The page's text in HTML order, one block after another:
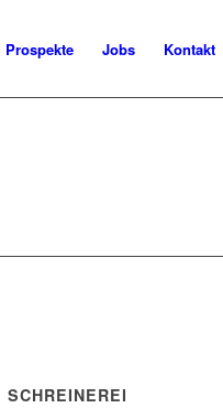
Prospekte Jobs Kontakt
SCHREINEREI